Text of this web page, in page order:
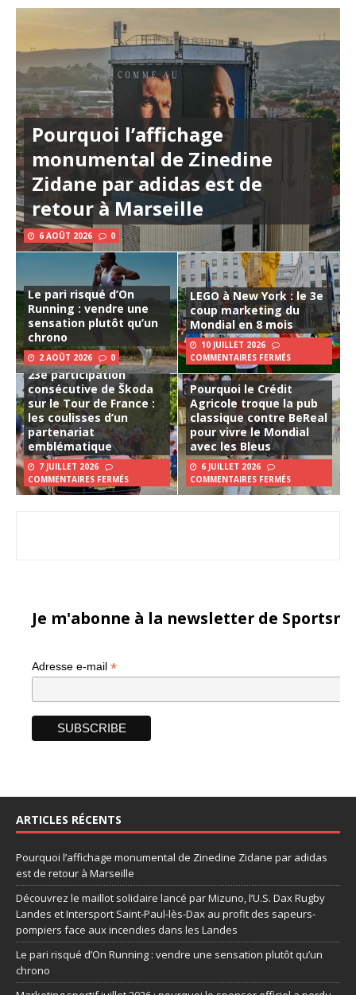
Pourquoi l’affichage
monumental de Zinedine
Zidane par adidas est de
retour à Marseille
6 AOÛT 2026 0
Le pari risqué d’On
Running : vendre une
sensation plutôt qu’un
chrono
2 AOÛT 2026 0
LEGO à New York : le 3e
coup marketing du
Mondial en 8 mois
10 JUILLET 2026
COMMENTAIRES FERMÉS
23e participation
consécutive de Škoda
sur le Tour de France :
les coulisses d’un
partenariat
emblématique
7 JUILLET 2026
COMMENTAIRES FERMÉS
Pourquoi le Crédit
Agricole troque la pub
classique contre BeReal
pour vivre le Mondial
avec les Bleus
6 JUILLET 2026
COMMENTAIRES FERMÉS
Je m'abonne à la newsletter de
Adresse e-mail *
ARTICLES RÉCENTS
Pourquoi l’affichage monumental de Zinedine Zidane par adidas
est de retour à Marseille
Découvrez le maillot solidaire lancé par Mizuno, l’U.S. Dax Rugby
Landes et Intersport Saint-Paul-lès-Dax au profit des sapeurs-
pompiers face aux incendies dans les Landes
Le pari risqué d’On Running : vendre une sensation plutôt qu’un
chrono